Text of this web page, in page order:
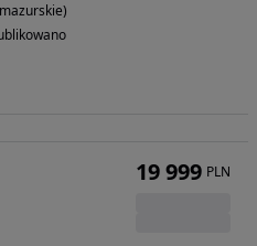
19 999 PLN